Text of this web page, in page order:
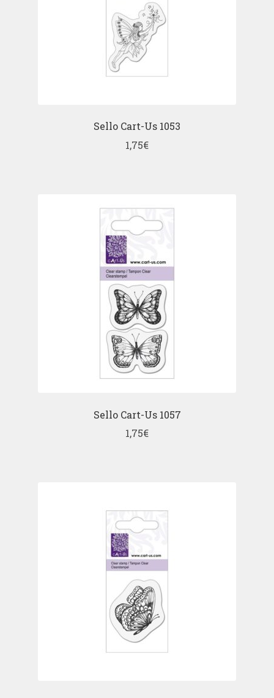
Sello Cart-Us 1053
1,75€
Sello Cart-Us 1057
1,75€